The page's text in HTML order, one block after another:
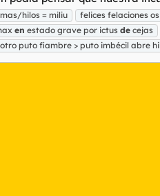
hilos = miliu felices felaciones os
en estado grave por ictus de cejas
otro puto fiambre > puto imbécil abre